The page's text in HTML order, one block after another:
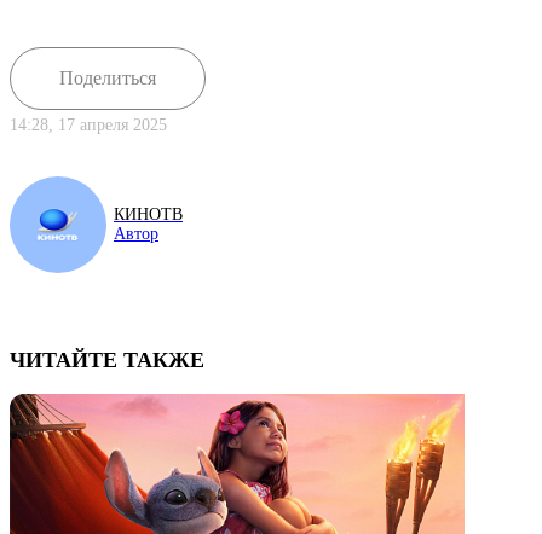
Поделиться
14:28, 17 апреля 2025
КИНОТВ
Автор
ЧИТАЙТЕ ТАКЖЕ